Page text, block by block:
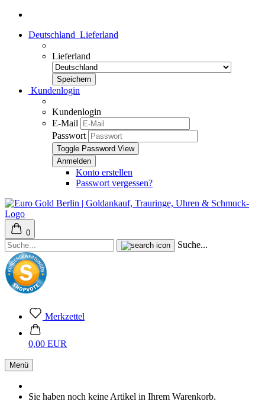
Deutschland Lieferland
Lieferland
Kundenlogin
Kundenlogin
E-Mail
Passwort
Toggle Password View
Konto erstellen
Passwort vergessen?
0
Suche...
Merkzettel
0,00 EUR
Menü
Sie haben noch keine Artikel in Ihrem Warenkorb.